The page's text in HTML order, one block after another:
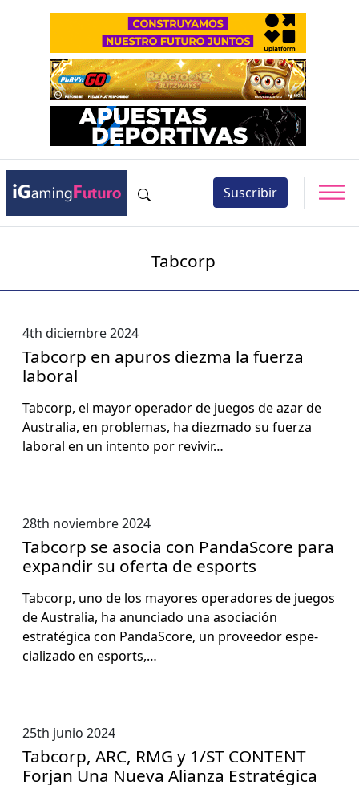
Suscribir
Tabcorp
4th diciembre 2024
Tabcorp en apuros diezma la fuerza
laboral
Tab­corp, el may­or oper­ador de jue­gos de azar de
Aus­tralia, en prob­le­mas, ha diez­ma­do su fuerza
lab­o­ral en un inten­to por revivir…
28th noviembre 2024
Tabcorp se asocia con PandaScore para
expandir su oferta de esports
Tab­corp, uno de los may­ores oper­adores de jue­gos
de Aus­tralia, ha anun­ci­a­do una aso­ciación
estratég­i­ca con Pan­daS­core, un provee­dor espe­
cial­iza­do en esports,…
25th junio 2024
Tabcorp, ARC, RMG y 1/ST CONTENT
Forjan Una Nueva Alianza Estratégica